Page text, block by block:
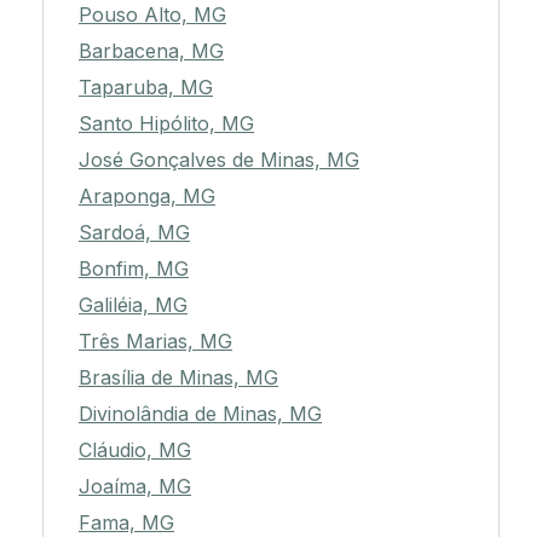
Pouso Alto, MG
Barbacena, MG
Taparuba, MG
Santo Hipólito, MG
José Gonçalves de Minas, MG
Araponga, MG
Sardoá, MG
Bonfim, MG
Galiléia, MG
Três Marias, MG
Brasília de Minas, MG
Divinolândia de Minas, MG
Cláudio, MG
Joaíma, MG
Fama, MG